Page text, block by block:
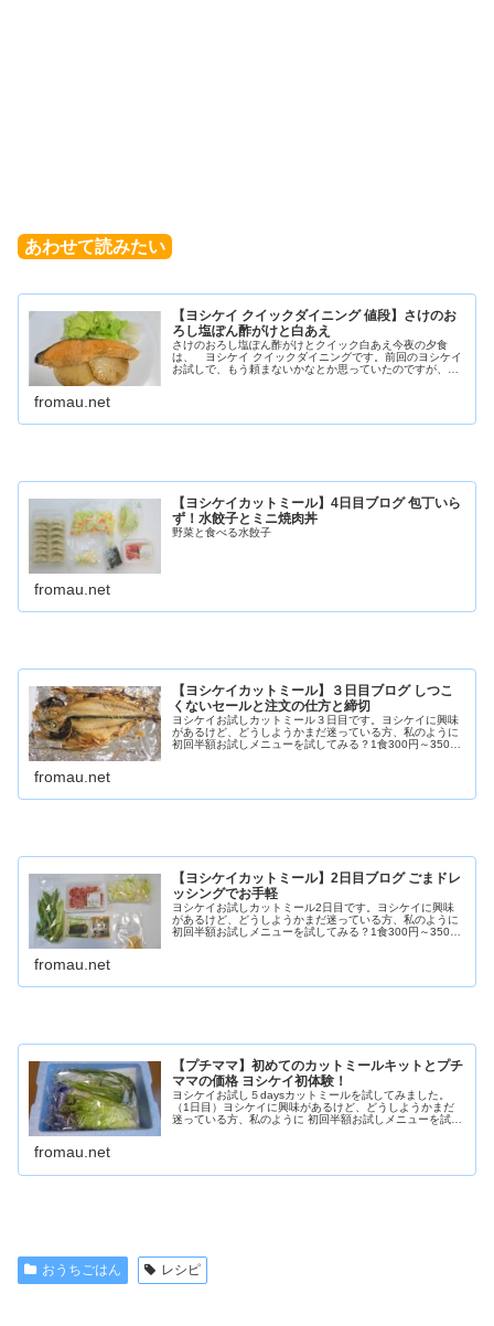
あわせて読みたい
【ヨシケイ クイックダイニング 値段】さけのお
ろし塩ぽん酢がけと白あえ
さけのおろし塩ぽん酢がけとクイック白あえ今夜の夕食
は、 ヨシケイ クイックダイニングです。前回のヨシケイ
お試しで、もう頼まないかなとか思っていたのですが、好
fromau.net
【ヨシケイカットミール】4日目ブログ 包丁いら
ず！水餃子とミニ焼肉丼
野菜と食べる水餃子
fromau.net
【ヨシケイカットミール】３日目ブログ しつこ
くないセールと注文の仕方と締切
ヨシケイお試しカットミール３日目です。ヨシケイに興味
があるけど、どうしようかまだ迷っている方、私のように
初回半額お試しメニューを試してみる？1食300円～350円
fromau.net
【ヨシケイカットミール】2日目ブログ ごまドレ
ッシングでお手軽
ヨシケイお試しカットミール2日目です。ヨシケイに興味
があるけど、どうしようかまだ迷っている方、私のように
初回半額お試しメニューを試してみる？1食300円～350円
fromau.net
【プチママ】初めてのカットミールキットとプチ
ママの価格 ヨシケイ初体験！
ヨシケイお試し５daysカットミールを試してみました。
（1日目）ヨシケイに興味があるけど、どうしようかまだ
迷っている方、私のように 初回半額お試しメニューを試し
fromau.net
おうちごはん レシピ